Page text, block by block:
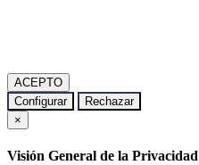
ACEPTO
Configurar
Rechazar
×
Visión General de la Privacidad